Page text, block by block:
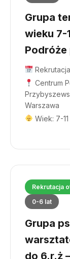
Grupa
wieku 7-
Podróże
Centrum
Warszawa
Wiek: 7-
Rekrutacja
0-6 lat
Grupa
do 6.r.ż